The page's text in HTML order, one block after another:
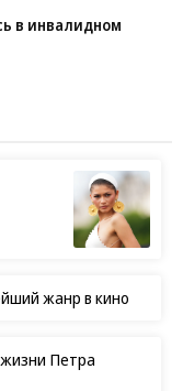
в инвалидном
жанр в кино
Петра